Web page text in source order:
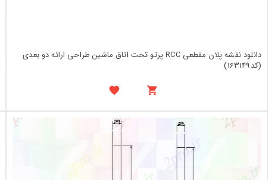
دانلود نقشه پلان مقطعی RCC پرتو تحت اتاق ماشین طراحی ارائه دو بعدی
(کد163149)